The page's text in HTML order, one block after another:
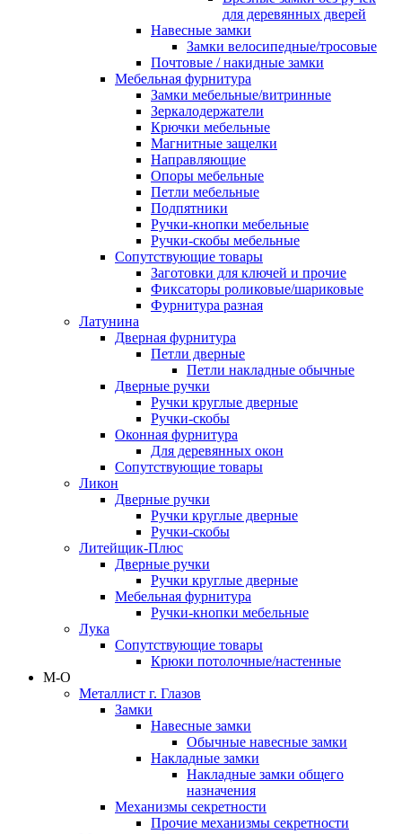
для деревянных дверей
Навесные замки
Замки велосипедные/тросовые
Почтовые / накидные замки
Мебельная фурнитура
Замки мебельные/витринные
Зеркалодержатели
Крючки мебельные
Магнитные защелки
Направляющие
Опоры мебельные
Петли мебельные
Подпятники
Ручки-кнопки мебельные
Ручки-скобы мебельные
Сопутствующие товары
Заготовки для ключей и прочие
Фиксаторы роликовые/шариковые
Фурнитура разная
Латунина
Дверная фурнитура
Петли дверные
Петли накладные обычные
Дверные ручки
Ручки круглые дверные
Ручки-скобы
Оконная фурнитура
Для деревянных окон
Сопутствующие товары
Ликон
Дверные ручки
Ручки круглые дверные
Ручки-скобы
Литейщик-Плюс
Дверные ручки
Ручки круглые дверные
Мебельная фурнитура
Ручки-кнопки мебельные
Лука
Сопутствующие товары
Крюки потолочные/настенные
М-О
Металлист г. Глазов
Замки
Навесные замки
Обычные навесные замки
Накладные замки
Накладные замки общего
назначения
Механизмы секретности
Прочие механизмы секретности